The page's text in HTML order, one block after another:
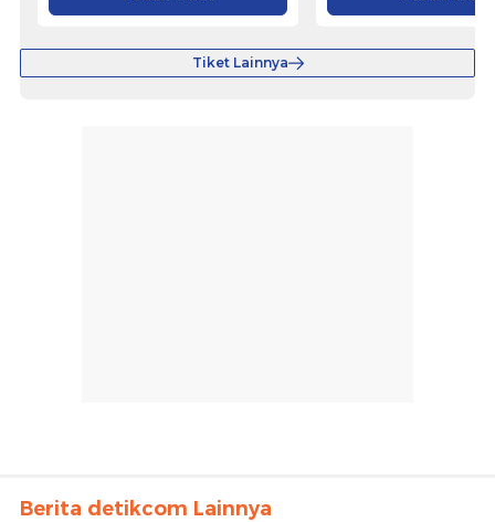
Tiket Lainnya
Berita detikcom Lainnya